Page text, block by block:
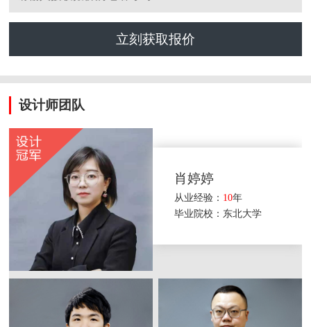
立刻获取报价
设计师团队
肖婷婷
从业经验： 10年
毕业院校：东北大学